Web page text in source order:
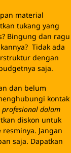
material
tukang yang
Bingung dan ragu
Tidak ada
dengan
saja.
dan belum
kontak
dalam
diskon untuk
Jangan
saja. Dapatkan